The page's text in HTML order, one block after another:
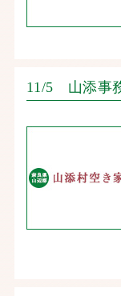
11/5 山添事